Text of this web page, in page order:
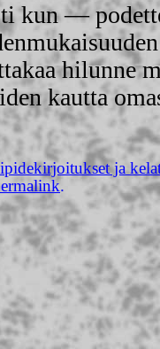
kun —
hilunne
kautta
ja
.